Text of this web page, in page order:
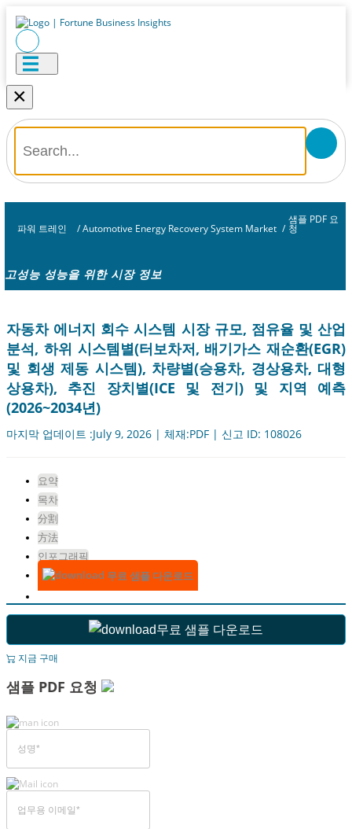
×
파워 트레인 / Automotive Energy Recovery System Market /
샘플 PDF 요
청
고성능 성능을 위한 시장 정보
자동차 에너지 회수 시스템 시장 규모, 점유율 및 산업
분석, 하위 시스템별(터보차저, 배기가스 재순환(EGR)
및 회생 제동 시스템), 차량별(승용차, 경상용차, 대형
상용차), 추진 장치별(ICE 및 전기) 및 지역 예측
(2026~2034년)
마지막 업데이트 :July 9, 2026 | 체재:PDF | 신고 ID: 108026
요약
목차
分割
方法
인포그래픽
무료 샘플 다운로드
무료 샘플 다운로드
지금 구매
샘플 PDF 요청